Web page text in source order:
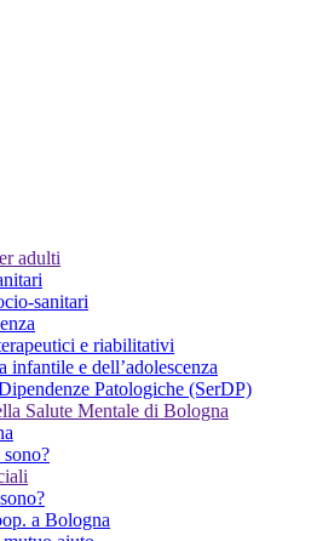
adulti
sanitari
e riabilitativi
infantile e dell’adolescenza
Patologiche (SerDP)
Salute Mentale di Bologna
sono?
a Bologna